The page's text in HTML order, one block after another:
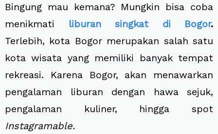
Bingung mau kemana? Mungkin bisa coba
menikmati
liburan singkat di Bogor.
Terlebih, kota Bogor merupakan salah satu
kota wisata yang memiliki banyak tempat
rekreasi. Karena Bogor, akan menawarkan
pengalaman liburan dengan hawa sejuk,
pengalaman kuliner, hingga spot
Instagramable.